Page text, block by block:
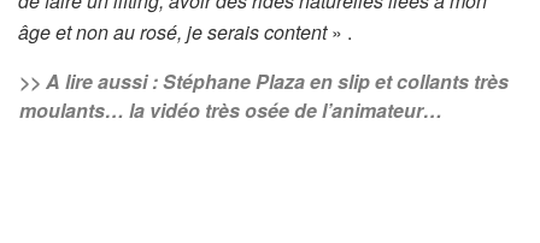
âge et non au rosé, je serais content» .
>> A lire aussi : Stéphane Plaza en slip et collants très
moulants… la vidéo très osée de l’animateur…